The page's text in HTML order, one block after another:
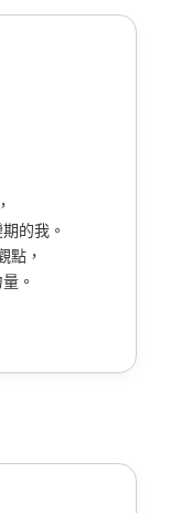
的我。
點，
。